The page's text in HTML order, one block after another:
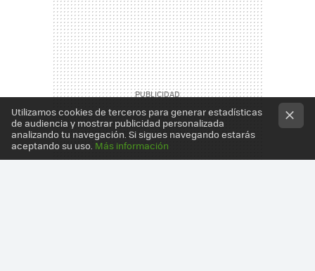
Utilizamos cookies de terceros para generar estadísticas
de audiencia y mostrar publicidad personalizada
analizando tu navegación. Si sigues navegando estarás
aceptando su uso. Más información